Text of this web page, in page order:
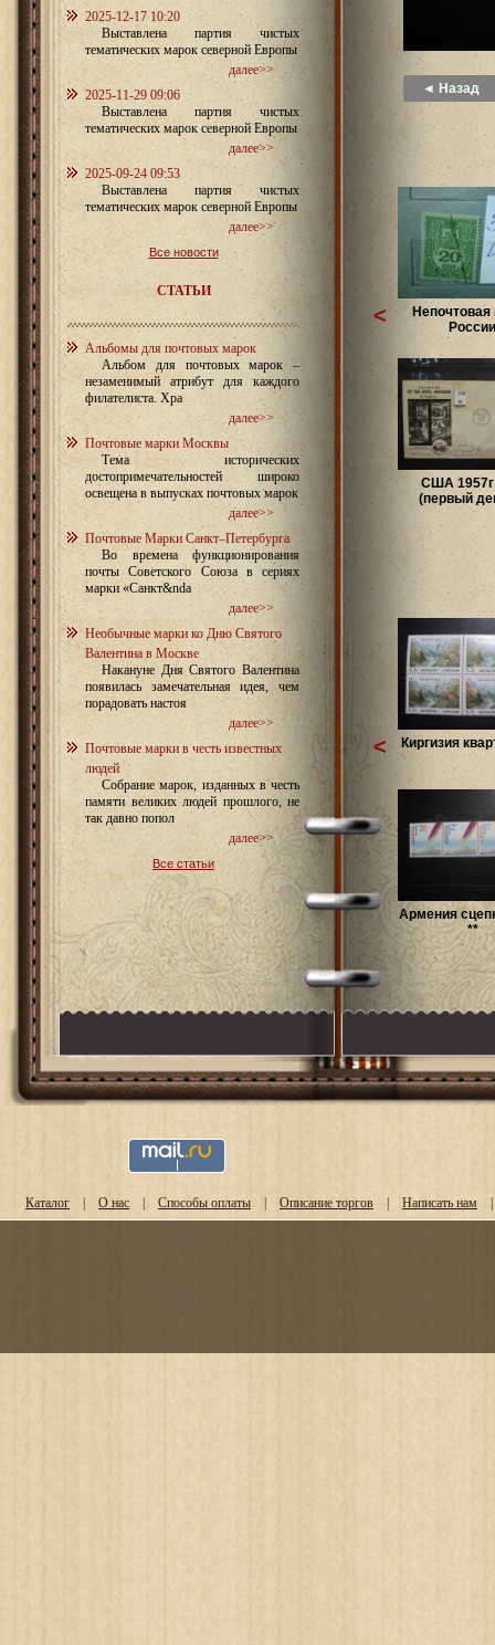
2025-12-17 10:20
Выставлена партия чистых
тематических марок северной Европы
далее>>
2025-11-29 09:06
Выставлена партия чистых
тематических марок северной Европы
далее>>
2025-09-24 09:53
Выставлена партия чистых
тематических марок северной Европы
далее>>
Все новости
СТАТЬИ
Альбомы для почтовых марок
Альбом для почтовых марок –
незаменимый атрибут для каждого
филателиста. Хра
далее>>
Почтовые марки Москвы
Тема исторических
достопримечательностей широко
освещена в выпусках почтовых марок
далее>>
Почтовые Марки Санкт–Петербурга
Во времена функционирования
почты Советского Союза в сериях
марки «Санкт&nda
далее>>
Необычные марки ко Дню Святого
Валентина в Москве
Накануне Дня Святого Валентина
появилась замечательная идея, чем
порадовать настоя
далее>>
Почтовые марки в честь известных
людей
Собрание марок, изданных в честь
памяти великих людей прошлого, не
так давно попол
далее>>
Все статьи
◄ Назад
Непочтовая
России
США 1957г
(первый
<
Киргизия
Армения
**
<
Каталог | О нас | Способы оплаты | Описание торгов | Написать нам |